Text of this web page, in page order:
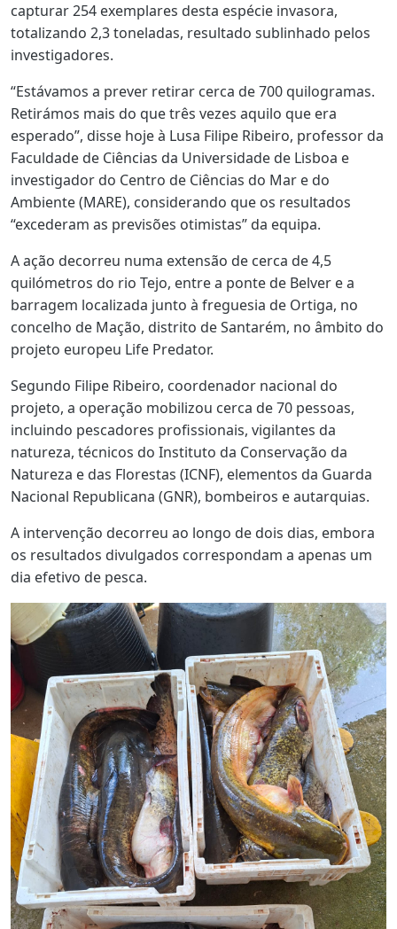
capturar 254 exemplares desta espécie invasora,
totalizando 2,3 toneladas, resultado sublinhado pelos
investigadores.
“Estávamos a prever retirar cerca de 700 quilogramas.
Retirámos mais do que três vezes aquilo que era
esperado”, disse hoje à Lusa Filipe Ribeiro, professor da
Faculdade de Ciências da Universidade de Lisboa e
investigador do Centro de Ciências do Mar e do
Ambiente (MARE), considerando que os resultados
“excederam as previsões otimistas” da equipa.
A ação decorreu numa extensão de cerca de 4,5
quilómetros do rio Tejo, entre a ponte de Belver e a
barragem localizada junto à freguesia de Ortiga, no
concelho de Mação, distrito de Santarém, no âmbito do
projeto europeu Life Predator.
Segundo Filipe Ribeiro, coordenador nacional do
projeto, a operação mobilizou cerca de 70 pessoas,
incluindo pescadores profissionais, vigilantes da
natureza, técnicos do Instituto da Conservação da
Natureza e das Florestas (ICNF), elementos da Guarda
Nacional Republicana (GNR), bombeiros e autarquias.
A intervenção decorreu ao longo de dois dias, embora
os resultados divulgados correspondam a apenas um
dia efetivo de pesca.